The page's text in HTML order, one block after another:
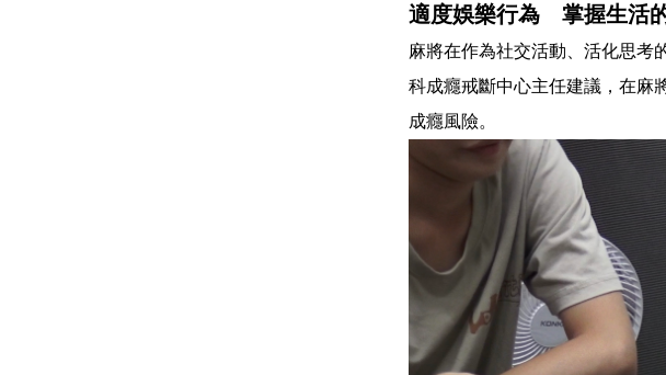
適度娛樂行為 掌握生活
麻將在作為社交活動、活化思考
科成癮戒斷中心主任建議，在麻
成癮風險。